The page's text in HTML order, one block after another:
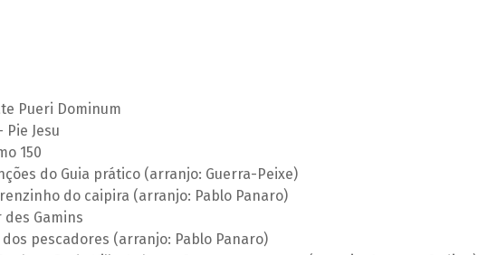
Pueri Dominum
Jesu
150
do Guia prático (arranjo: Guerra-Peixe)
do caipira (arranjo: Pablo Panaro)
des Gamins
dos pescadores (arranjo: Pablo Panaro)